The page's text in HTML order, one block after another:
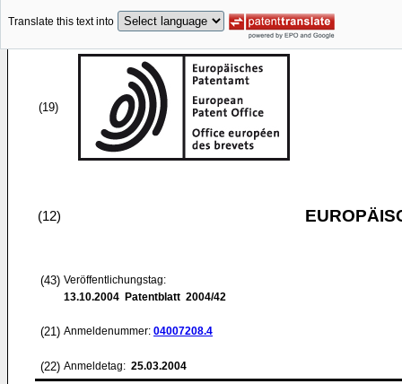
Translate this text into
(19)
(12)
(43) Veröffentlichungstag:
13.10.2004 Patentblatt 2004/42
(21) Anmeldenummer: 04007208.4
(22) Anmeldetag: 25.03.2004